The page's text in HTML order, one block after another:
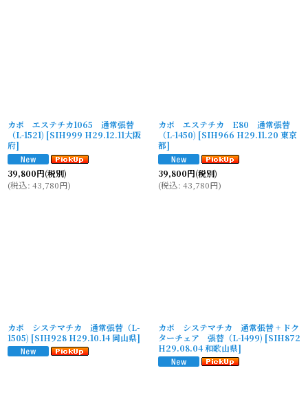
カボ エステチカ1065 通常張替
（L-1521) [SIH999 H29.12.11大阪
府]
39,800円(税別)
(税込: 43,780円)
カボ エステチカ E80 通常張替
（L-1450) [SIH966 H29.11.20 東京
都]
39,800円(税別)
(税込: 43,780円)
カボ システマチカ 通常張替（L-
1505) [SIH928 H29.10.14 岡山県]
カボ システマチカ 通常張替 + ドク
ターチェア 張替（L-1499) [SIH872
H29.08.04 和歌山県]